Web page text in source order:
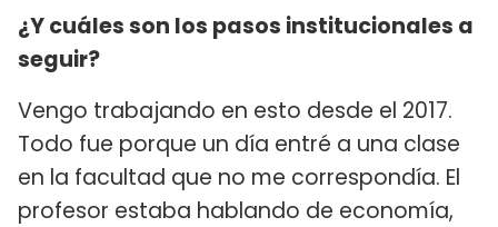
¿Y cuáles son los pasos institucionales a
seguir?
Vengo trabajando en esto desde el 2017.
Todo fue porque un día entré a una clase
en la facultad que no me correspondía. El
profesor estaba hablando de economía,